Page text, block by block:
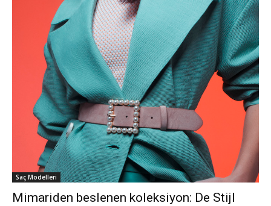
Saç Modelleri
Mimariden beslenen koleksiyon: De Stijl